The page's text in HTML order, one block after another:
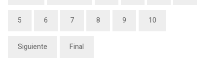
5 6 7 8 9 10
Siguiente Final